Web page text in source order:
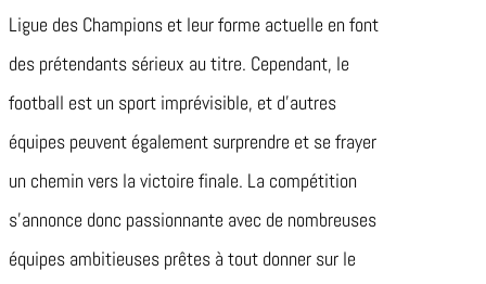
Ligue des Champions et leur forme actuelle en font
des prétendants sérieux au titre. Cependant, le
football est un sport imprévisible, et d’autres
équipes peuvent également surprendre et se frayer
un chemin vers la victoire finale. La compétition
s’annonce donc passionnante avec de nombreuses
équipes ambitieuses prêtes à tout donner sur le